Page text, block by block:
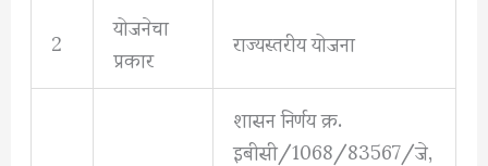
2
योजनेचा
प्रकार राज्यस्तरीय योजना
शासन निर्णय क्र.
इबीसी/1068/83567/जे,